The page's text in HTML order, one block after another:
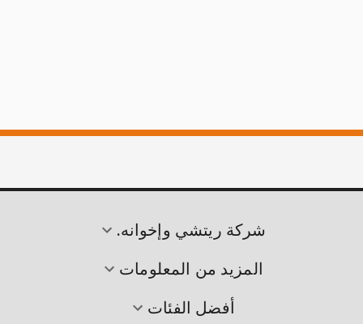
شركة ريتشي وإخوانه.
المزيد من المعلومات
أفضل الفئات